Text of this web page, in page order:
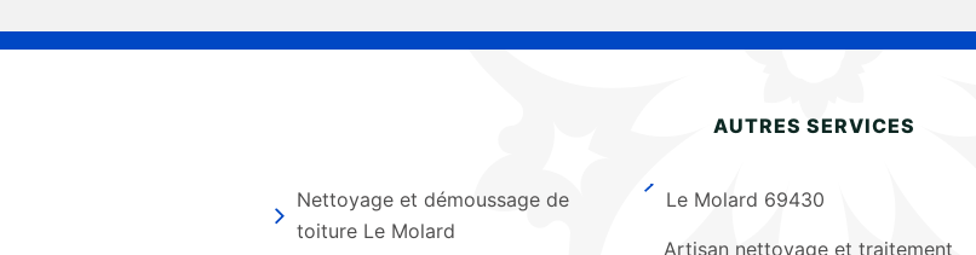
AUTRES SERVICES
Nettoyage et démoussage de
toiture Le Molard
Le Molard 69430
Artisan nettoyage et traitement